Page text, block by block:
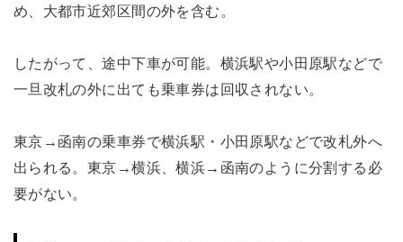
め、大都市近郊区間の外を含む。
したがって、途中下車が可能。横浜駅や小田原駅などで
一旦改札の外に出ても乗車券は回収されない。
東京→函南の乗車券で横浜駅・小田原駅などで改札外へ
出られる。東京→横浜、横浜→函南のように分割する必
要がない。